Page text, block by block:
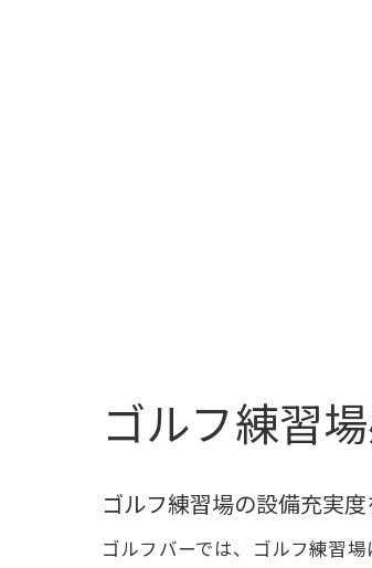
ゴルフ練習
ゴルフ練習場の設備充実
ゴルフバーでは、ゴルフ練習